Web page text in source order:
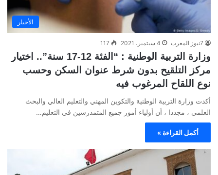
الأخبار
7نيوز المغرب 4 سبتمبر، 2021 117
وزارة التربية الوطنية : “الفئة 12-17 سنة”.. اختيار
مركز التلقيح بدون شرط عنوان السكن وحسب
نوع اللقاح المرغوب فيه
أكدت وزارة التربية الوطنية والتكوين المهني والتعليم العالي والبحث
العلمي ، مجددا ، أن أولياء أمور جميع المتمدرسين في التعليم…
أكمل القراءة »